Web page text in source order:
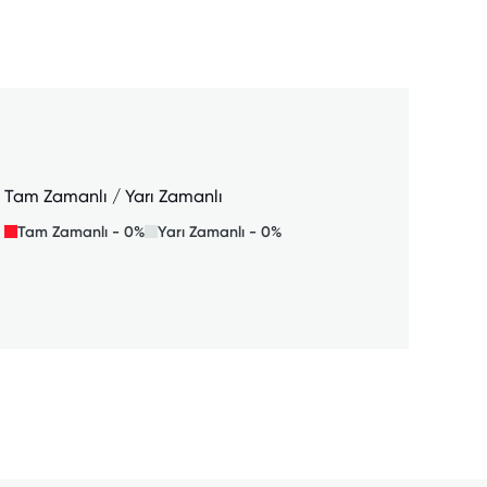
Tam Zamanlı / Yarı Zamanlı
Tam Zamanlı - 0% Yarı Zamanlı - 0%